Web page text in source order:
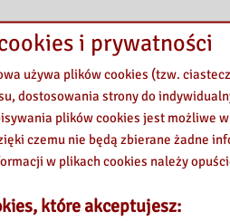
/ pod red. Tomasza
/ red. nauk.: Arkadiusz
2017
terrorystycznym /
2017
– Warszawa : Difin, 2016
– Wołowiec : Wydawnictwo
masowych w aspekcie EURO
i prywatności
używa plików cookies (tzw.
dostosowania strony do
plików cookies jest możliwe
czemu nie będą zbierane żadne
w plikach cookies należy
które akceptujesz: